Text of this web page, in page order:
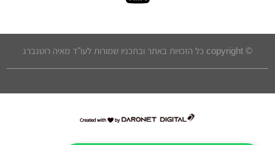
© copyright כל הזכויות באתר ובתכניו שמורות לעו"ד מאיה רוטנברג
דרונט